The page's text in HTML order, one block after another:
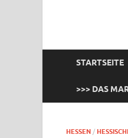
STARTSEITE
>>> DAS
HESSEN /